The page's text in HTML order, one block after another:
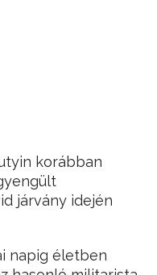
korábban
járvány idején
napig életben